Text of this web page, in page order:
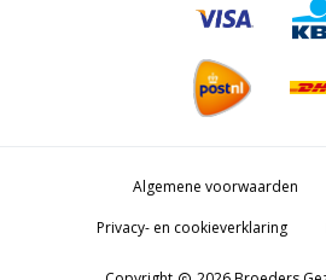
Algemene voorwaarden
Privacy- en cookieverklaring